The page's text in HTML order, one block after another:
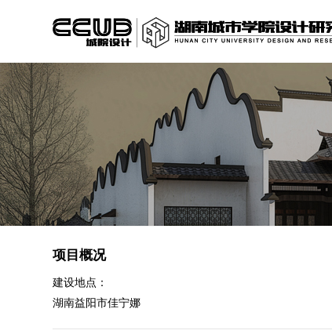
项目概况
建设地点：
湖南益阳市佳宁娜